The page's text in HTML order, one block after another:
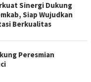
Sinergi Dukung
Siap Wujudkan
Berkualitas
Peresmian